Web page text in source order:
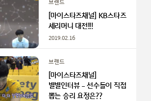
브랜드
[마이스타즈채널] KB스타즈
세리머니 대전!!!
2019.02.16
브랜드
[마이스타즈채널]
별별인터뷰 – 선수들이 직접
뽑는 승리 요정은??